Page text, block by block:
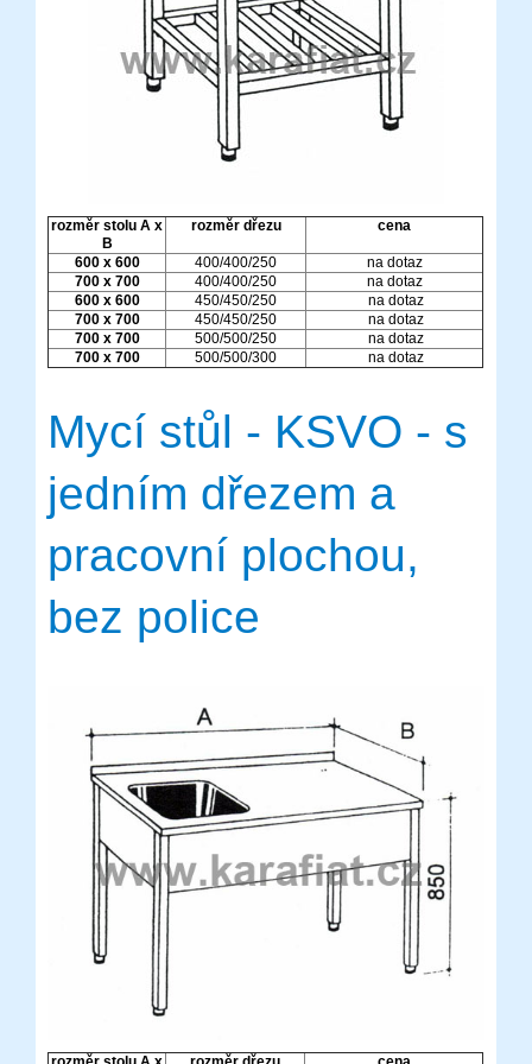
rozměr stolu A x
B
rozměr dřezu cena
600 x 600 400/400/250
na dotaz
700 x 700
400/400/250
na dotaz
600 x 600
450/450/250
na dotaz
700 x 700
450/450/250
na dotaz
700 x 700
500/500/250
na dotaz
700 x 700
500/500/300 na dotaz
Mycí stůl - KSVO - s
jedním dřezem a
pracovní plochou,
bez police